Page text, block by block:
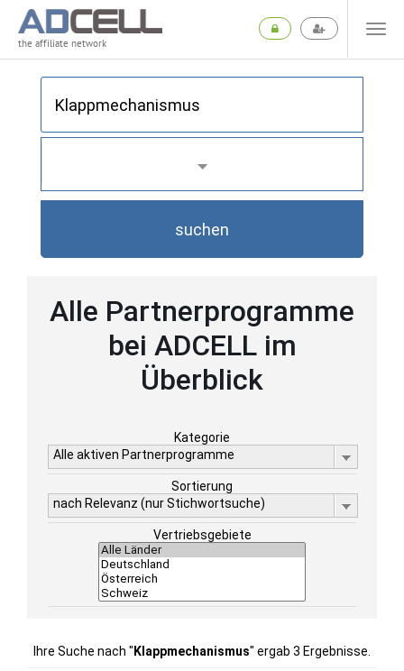
the affiliate network
suchen
Alle Partnerprogramme
bei ADCELL im
Überblick
Kategorie
Alle aktiven Partnerprogramme
Sortierung
nach Relevanz (nur Stichwortsuche)
Vertriebsgebiete
Ihre Suche nach " Klappmechanismus" ergab 3 Ergebnisse.